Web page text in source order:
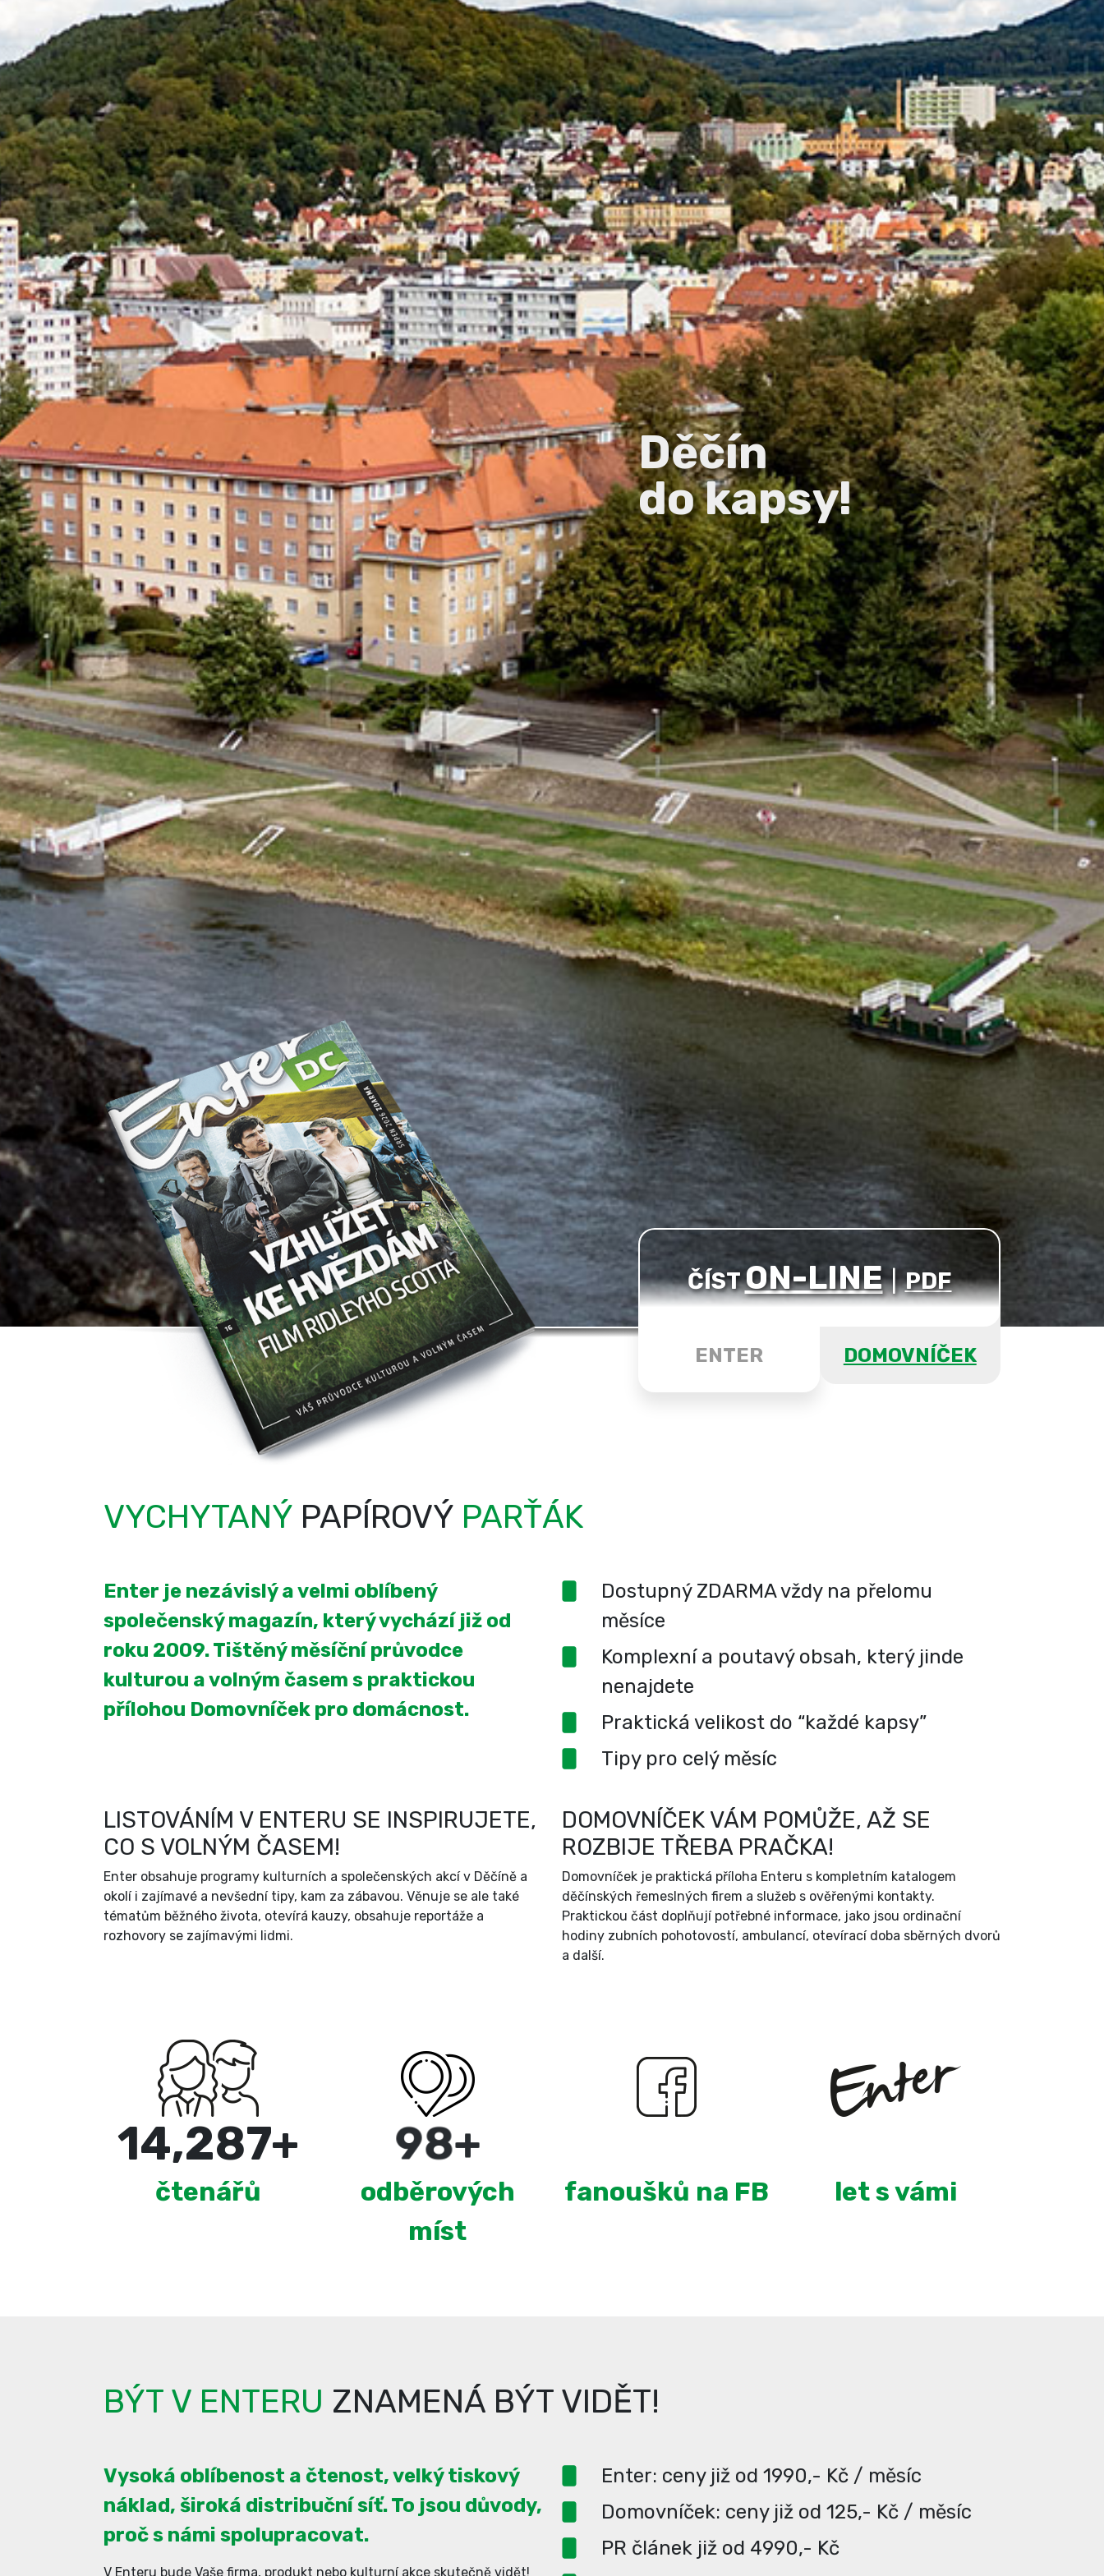
Děčín
do kapsy!
ČÍSTON-LINE | PDF
ENTER DOMOVNÍČEK
VYCHYTANÝ PAPÍROVÝ PARŤÁK
Enter je nezávislý a velmi oblíbený
společenský magazín, který vychází již od
roku 2009. Tištěný měsíční průvodce
kulturou a volným časem s praktickou
přílohou Domovníček pro domácnost.
Dostupný ZDARMA vždy na přelomu
měsíce
Komplexní a poutavý obsah, který jinde
nenajdete
Praktická velikost do “každé kapsy”
Tipy pro celý měsíc
LISTOVÁNÍM V ENTERU SE INSPIRUJETE,
CO S VOLNÝM ČASEM!
Enter obsahuje programy kulturních a společenských akcí v Děčíně a
okolí i zajímavé a nevšední tipy, kam za zábavou. Věnuje se ale také
tématům běžného života, otevírá kauzy, obsahuje reportáže a
rozhovory se zajímavými lidmi.
DOMOVNÍČEK VÁM POMŮŽE, AŽ SE
ROZBIJE TŘEBA PRAČKA!
Domovníček je praktická příloha Enteru s kompletním katalogem
děčínských řemeslných firem a služeb s ověřenými kontakty.
Praktickou část doplňují potřebné informace, jako jsou ordinační
hodiny zubních pohotovostí, ambulancí, otevírací doba sběrných dvorů
a další.
15,000+
čtenářů
180+
odběrových
míst
fanoušků na FB let s vámi
BÝT V ENTERU ZNAMENÁ BÝT VIDĚT!
Vysoká oblíbenost a čtenost, velký tiskový
náklad, široká distribuční síť. To jsou důvody,
proč s námi spolupracovat.
V Enteru bude Vaše firma, produkt nebo kulturní akce skutečně vidět!
Enter: ceny již od 1990,- Kč / měsíc
Domovníček: ceny již od 125,- Kč / měsíc
PR článek již od 4990,- Kč